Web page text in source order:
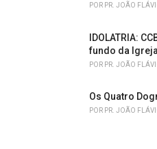
POR PR. JOÃO
IDOLATRIA:
fundo da Igreja
POR PR. JOÃO
Os Quatro
POR PR. JOÃO